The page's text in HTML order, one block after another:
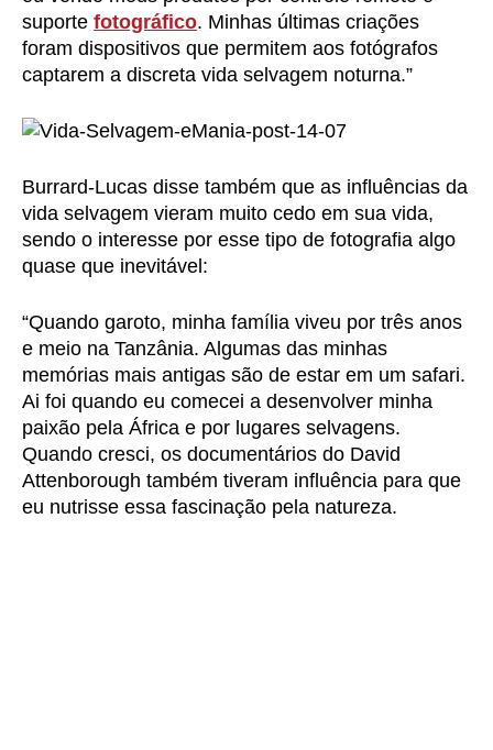
suporte fotográfico. Minhas últimas criações
foram dispositivos que permitem aos fotógrafos
captarem a discreta vida selvagem noturna.”
Burrard-Lucas disse também que as influências da
vida selvagem vieram muito cedo em sua vida,
sendo o interesse por esse tipo de fotografia algo
quase que inevitável:
“Quando garoto, minha família viveu por três anos
e meio na Tanzânia. Algumas das minhas
memórias mais antigas são de estar em um safari.
Ai foi quando eu comecei a desenvolver minha
paixão pela África e por lugares selvagens.
Quando cresci, os documentários do David
Attenborough também tiveram influência para que
eu nutrisse essa fascinação pela natureza.